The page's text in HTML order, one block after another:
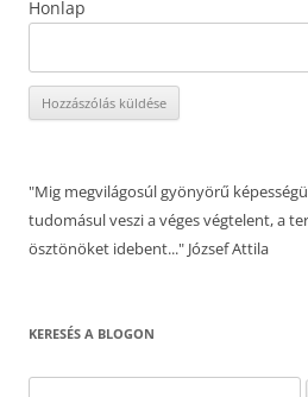
Honlap
"Mig megvilágosúl gyönyörű
tudomásul veszi a véges végtelent, a
ösztönöket idebent..." József Attila
KERESÉS A BLOGON